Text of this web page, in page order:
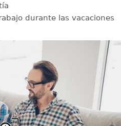
durante las vacaciones